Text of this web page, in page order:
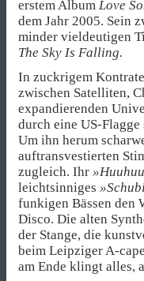
erstem Album Love
dem Jahr 2005. Sein
minder vieldeutigen
The Sky Is Falling.
In zuckrigem
zwischen Satelliten,
expandierenden
durch eine US-
Um ihn herum
auftransvestierten
zugleich. Ihr
leichtsinniges
funkigen Bässen den
Disco. Die alten
der Stange, die
beim Leipziger A-
am Ende klingt alles,